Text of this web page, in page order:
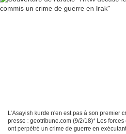
L'Asayish kurde n'en est pas à son premier
presse : geotribune.com (9/2/18)* Les
ont perpétré un crime de guerre en